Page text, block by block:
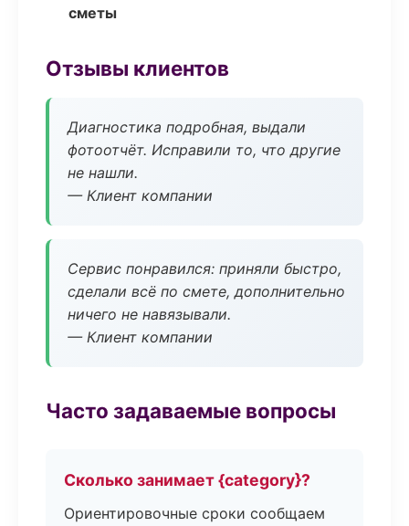
сметы
Отзывы клиентов
Диагностика подробная, выдали
фотоотчёт. Исправили то, что другие
не нашли.
— Клиент компании
Сервис понравился: приняли быстро,
сделали всё по смете, дополнительно
ничего не навязывали.
— Клиент компании
Часто задаваемые вопросы
Сколько занимает {category}?
Ориентировочные сроки сообщаем